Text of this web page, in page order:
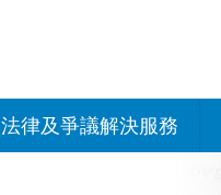
法律及爭議解決服務